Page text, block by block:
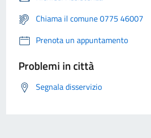
Chiama il comune 0775 46007
Prenota un appuntamento
Problemi in città
Segnala disservizio